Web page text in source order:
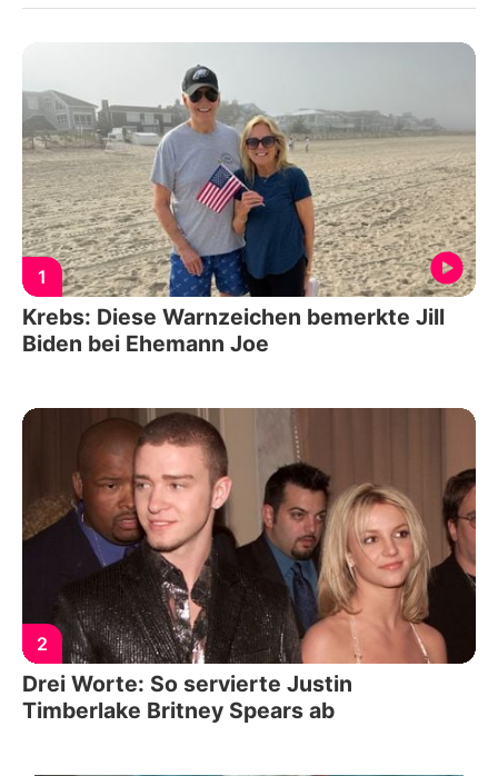
1
Krebs: Diese Warnzeichen bemerkte Jill
Biden bei Ehemann Joe
2
Drei Worte: So servierte Justin
Timberlake Britney Spears ab